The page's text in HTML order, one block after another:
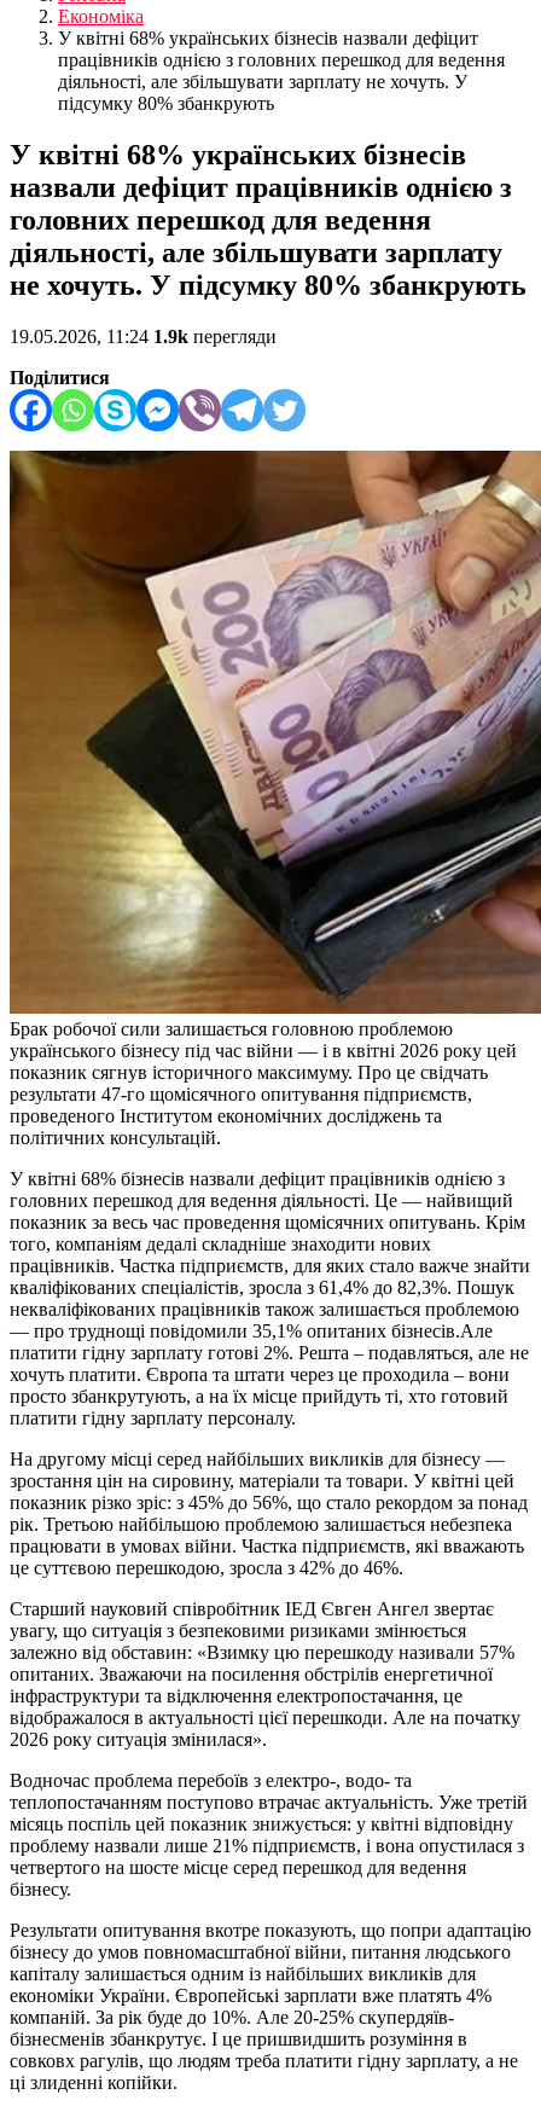
Економіка
У квітні 68% українських бізнесів назвали дефіцит
працівників однією з головних перешкод для ведення
діяльності, але збільшувати зарплату не хочуть. У
підсумку 80% збанкрують
У квітні 68% українських бізнесів
назвали дефіцит працівників однією з
головних перешкод для ведення
діяльності, але збільшувати зарплату
не хочуть. У підсумку 80% збанкрують
19.05.2026, 11:24 1.9k перегляди
Поділитися
Брак робочої сили залишається головною проблемою
українського бізнесу під час війни — і в квітні 2026 року цей
показник сягнув історичного максимуму. Про це свідчать
результати 47-го щомісячного опитування підприємств,
проведеного Інститутом економічних досліджень та
політичних консультацій.
У квітні 68% бізнесів назвали дефіцит працівників однією з
головних перешкод для ведення діяльності. Це — найвищий
показник за весь час проведення щомісячних опитувань. Крім
того, компаніям дедалі складніше знаходити нових
працівників. Частка підприємств, для яких стало важче знайти
кваліфікованих спеціалістів, зросла з 61,4% до 82,3%. Пошук
некваліфікованих працівників також залишається проблемою
— про труднощі повідомили 35,1% опитаних бізнесів.Але
платити гідну зарплату готові 2%. Решта – подавляться, але не
хочуть платити. Європа та штати через це проходила – вони
просто збанкрутують, а на їх місце прийдуть ті, хто готовий
платити гідну зарплату персоналу.
На другому місці серед найбільших викликів для бізнесу —
зростання цін на сировину, матеріали та товари. У квітні цей
показник різко зріс: з 45% до 56%, що стало рекордом за понад
рік. Третьою найбільшою проблемою залишається небезпека
працювати в умовах війни. Частка підприємств, які вважають
це суттєвою перешкодою, зросла з 42% до 46%.
Старший науковий співробітник ІЕД Євген Ангел звертає
увагу, що ситуація з безпековими ризиками змінюється
залежно від обставин: «Взимку цю перешкоду називали 57%
опитаних. Зважаючи на посилення обстрілів енергетичної
інфраструктури та відключення електропостачання, це
відображалося в актуальності цієї перешкоди. Але на початку
2026 року ситуація змінилася».
Водночас проблема перебоїв з електро-, водо- та
теплопостачанням поступово втрачає актуальність. Уже третій
місяць поспіль цей показник знижується: у квітні відповідну
проблему назвали лише 21% підприємств, і вона опустилася з
четвертого на шосте місце серед перешкод для ведення
бізнесу.
Результати опитування вкотре показують, що попри адаптацію
бізнесу до умов повномасштабної війни, питання людського
капіталу залишається одним із найбільших викликів для
економіки України. Європейські зарплати вже платять 4%
компаній. За рік буде до 10%. Але 20-25% скупердяїв-
бізнесменів збанкрутує. І це пришвидшить розуміння в
совковх рагулів, що людям треба платити гідну зарплату, а не
ці злиденні копійки.